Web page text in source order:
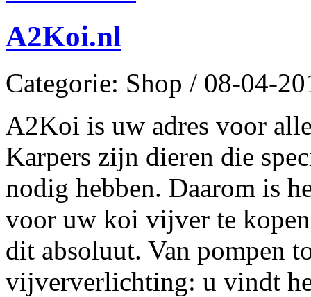
A2Koi.nl
Categorie: Shop / 08-04-
A2Koi is uw adres voor
Karpers zijn dieren die
nodig hebben. Daarom is
voor uw koi vijver te
dit absoluut. Van pompen
vijververlichting: u vindt